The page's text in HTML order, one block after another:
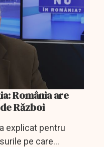
România are
Război
explicat pentru
pe care